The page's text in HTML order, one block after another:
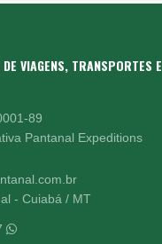
VIAGENS, TRANSPORTES E
89
Pantanal Expeditions
- Cuiabá / MT